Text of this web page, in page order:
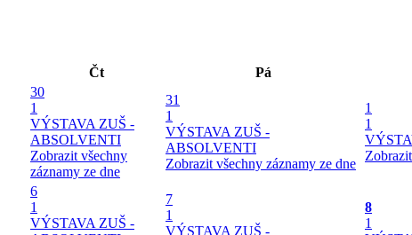
Čt
Pá
30
1
VÝSTAVA ZUŠ -
ABSOLVENTI
Zobrazit všechny
záznamy ze dne
31
1
VÝSTAVA ZUŠ -
ABSOLVENTI
Zobrazit všechny záznamy ze dne
1
1
6
1
VÝSTAVA ZUŠ -
7
1
VÝSTAVA ZUŠ -
8
1